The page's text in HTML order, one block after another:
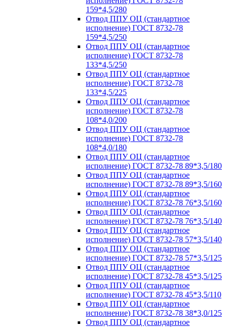
159*4,5/280
Отвод ППУ ОЦ (стандартное
исполнение) ГОСТ 8732-78
159*4,5/250
Отвод ППУ ОЦ (стандартное
исполнение) ГОСТ 8732-78
133*4,5/250
Отвод ППУ ОЦ (стандартное
исполнение) ГОСТ 8732-78
133*4,5/225
Отвод ППУ ОЦ (стандартное
исполнение) ГОСТ 8732-78
108*4,0/200
Отвод ППУ ОЦ (стандартное
исполнение) ГОСТ 8732-78
108*4,0/180
Отвод ППУ ОЦ (стандартное
исполнение) ГОСТ 8732-78 89*3,5/180
Отвод ППУ ОЦ (стандартное
исполнение) ГОСТ 8732-78 89*3,5/160
Отвод ППУ ОЦ (стандартное
исполнение) ГОСТ 8732-78 76*3,5/160
Отвод ППУ ОЦ (стандартное
исполнение) ГОСТ 8732-78 76*3,5/140
Отвод ППУ ОЦ (стандартное
исполнение) ГОСТ 8732-78 57*3,5/140
Отвод ППУ ОЦ (стандартное
исполнение) ГОСТ 8732-78 57*3,5/125
Отвод ППУ ОЦ (стандартное
исполнение) ГОСТ 8732-78 45*3,5/125
Отвод ППУ ОЦ (стандартное
исполнение) ГОСТ 8732-78 45*3,5/110
Отвод ППУ ОЦ (стандартное
исполнение) ГОСТ 8732-78 38*3,0/125
Отвод ППУ ОЦ (стандартное